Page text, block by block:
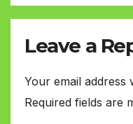
Leave a
Your email address
Required fields are